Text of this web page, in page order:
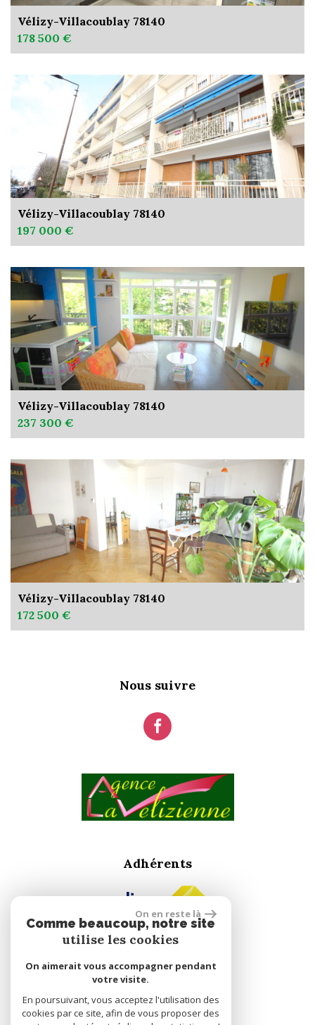
Vélizy-Villacoublay 78140
178 500 €
Vélizy-Villacoublay 78140
197 000 €
Vélizy-Villacoublay 78140
237 300 €
Vélizy-Villacoublay 78140
172 500 €
Nous suivre
Adhérents
On en reste là
Comme beaucoup, notre site
utilise les cookies
On aimerait vous accompagner pendant
votre visite.
En poursuivant, vous acceptez l'utilisation des
cookies par ce site, afin de vous proposer des